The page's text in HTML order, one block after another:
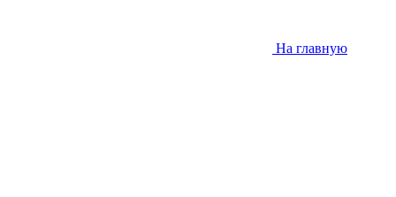
На главную